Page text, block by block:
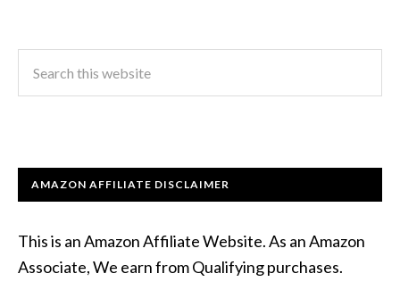
AMAZON AFFILIATE DISCLAIMER
This is an Amazon Affiliate Website. As an Amazon
Associate, We earn from Qualifying purchases.